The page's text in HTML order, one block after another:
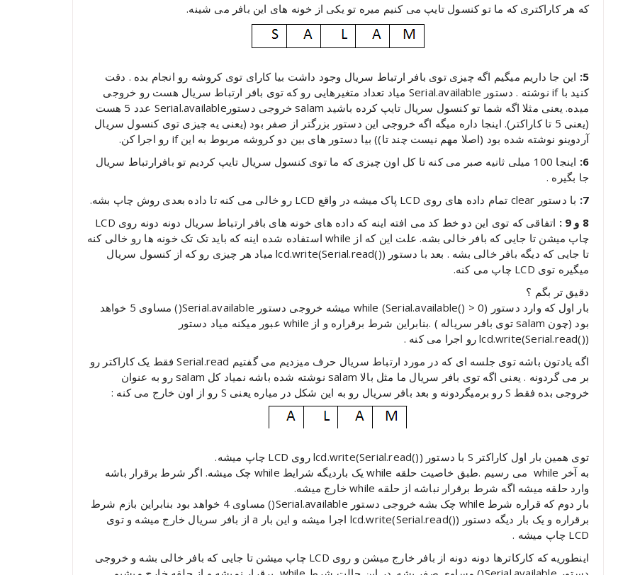
که هر کاراکتری که ما تو کنسول تایپ می کنیم میره تو یکی از خونه های این بافر می شینه.
5: این جا داریم میگیم اگه چیزی توی بافر ارتباط سریال وجود داشت بیا کارای توی کروشه رو انجام بده . دقت
کنید با if نوشته . دستور Serial.available میاد تعداد متغیرهایی رو که توی بافر ارتباط سریال هست رو خروجی
میده. یعنی مثلا اگه شما تو کنسول سریال تایپ کرده باشید salam خروجی دستورSerial.available عدد 5 هست
(یعنی 5 تا کاراکتر). اینجا داره میگه اگه خروجی این دستور بزرگتر از صفر بود (یعنی یه چیزی توی کنسول سریال
آردوینو نوشته شده بود (اصلا مهم نیست چند تا)) بیا دستور های بین دو کروشه مربوط به این if رو اجرا کن.
6:
اینجا 100 میلی ثانیه صبر می کنه تا کل اون چیزی که ما توی کنسول سریال تایپ کردیم تو بافرارتباط سریال
جا بگیره .
7: با دستور clear تمام داده های روی LCD پاک میشه در واقع LCD رو خالی می کنه تا داده بعدی روش چاپ بشه.
8 و 9 :
اتفاقی که توی این دو خط کد می افته اینه که داده های خونه های بافر ارتباط سریال دونه دونه روی LCD
چاپ میشن تا جایی که بافر خالی بشه. علت این که از while استفاده شده اینه که باید تک تک خونه ها رو خالی کنه
تا جایی که دیگه بافر خالی بشه . بعد با دستور (()lcd.write(Serial.read میاد هر چیزی رو که از کنسول سریال
میگیره توی LCD چاپ می کنه.
دقیق تر بگم ؟
بار اول که وارد دستور (while (Serial.available() > 0 میشه خروجی دستور Serial.available() مساوی 5 خواهد
بود (چون salam توی بافر سریاله ) .بنابراین شرط برقراره و از while عبور میکنه میاد دستور
(()lcd.write(Serial.read رو اجرا می کنه .
اگه یادتون باشه توی جلسه ای که در مورد ارتباط سریال حرف میزدیم می گفتیم Serial.read فقط یک کاراکتر رو
بر می گردونه . یعنی اگه توی بافر سریال ما مثل بالا salam نوشته شده باشه نمیاد کل salam رو به عنوان
خروجی بده فقط S رو برمیگردونه و بعد بافر سریال رو به این شکل در میاره یعنی S رو از اون خارج می کنه :
توی همین بار اول کاراکتر S با دستور (()lcd.write(Serial.read روی LCD چاپ میشه.
به آخر while می رسیم .طبق خاصیت حلقه while یک باردیگه شرایط while چک میشه. اگر شرط برقرار باشه
وارد حلقه میشه اگه شرط برقرار نباشه از حلقه while خارج میشه.
بار دوم که قراره شرط while چک بشه خروجی دستور Serial.available() مساوی 4 خواهد بود بنابراین بازم شرط
برقراره و یک بار دیگه دستور (()lcd.write(Serial.read اجرا میشه و این بار a از بافر سریال خارج میشه و توی
LCD چاپ میشه .
اینطوریه که کارکاترها دونه دونه از بافر خارج میشن و روی LCD چاپ میشن تا جایی که بافر خالی بشه و خروجی